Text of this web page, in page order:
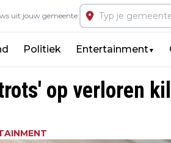
uit jouw gemeente:
Politiek Entertainment▼
op verloren